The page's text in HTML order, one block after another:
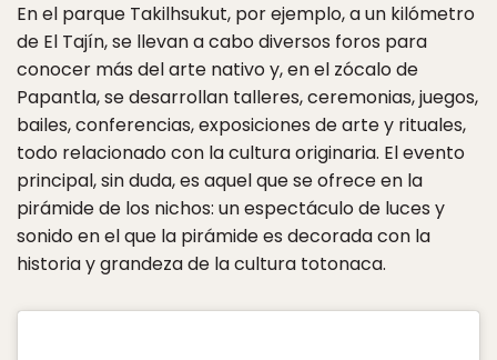
En el parque Takilhsukut, por ejemplo, a un kilómetro
de El Tajín, se llevan a cabo diversos foros para
conocer más del arte nativo y, en el zócalo de
Papantla, se desarrollan talleres, ceremonias, juegos,
bailes, conferencias, exposiciones de arte y rituales,
todo relacionado con la cultura originaria. El evento
principal, sin duda, es aquel que se ofrece en la
pirámide de los nichos: un espectáculo de luces y
sonido en el que la pirámide es decorada con la
historia y grandeza de la cultura totonaca.